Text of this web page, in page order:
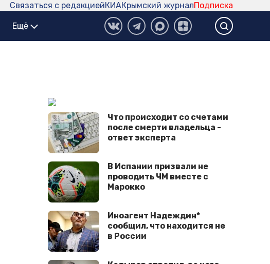
Подписка
Крымский журнал
КИА
Связаться с редакцией
Ещё
Что происходит со счетами
после смерти владельца -
ответ эксперта
В Испании призвали не
проводить ЧМ вместе с
Марокко
Иноагент Надеждин*
сообщил, что находится не
в России